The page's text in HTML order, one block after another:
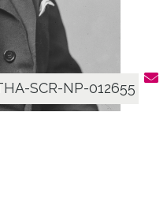
SCR-NP-012655